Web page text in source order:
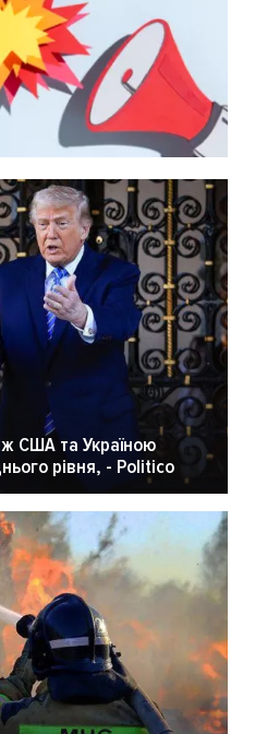
США та Україною
рівня, - Politico